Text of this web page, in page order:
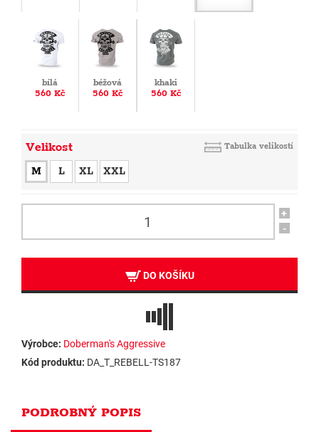
bílá
560 Kč
béžová
560 Kč
khaki
560 Kč
Velikost Tabulka velikostí
M L XL XXL
+
-
DO KOŠÍKU
Výrobce: Doberman's Aggressive
Kód produktu: DA_T_REBELL-TS187
PODROBNÝ POPIS